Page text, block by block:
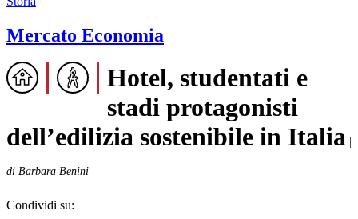
Mercato Economia
Hotel, studentati e
stadi protagonisti
dell’edilizia sostenibile in Italia
di Barbara Benini
Condividi su: